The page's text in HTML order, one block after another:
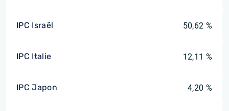
IPC Israël 50,62 %
IPC Italie 12,11 %
IPC Japon 4,20 %